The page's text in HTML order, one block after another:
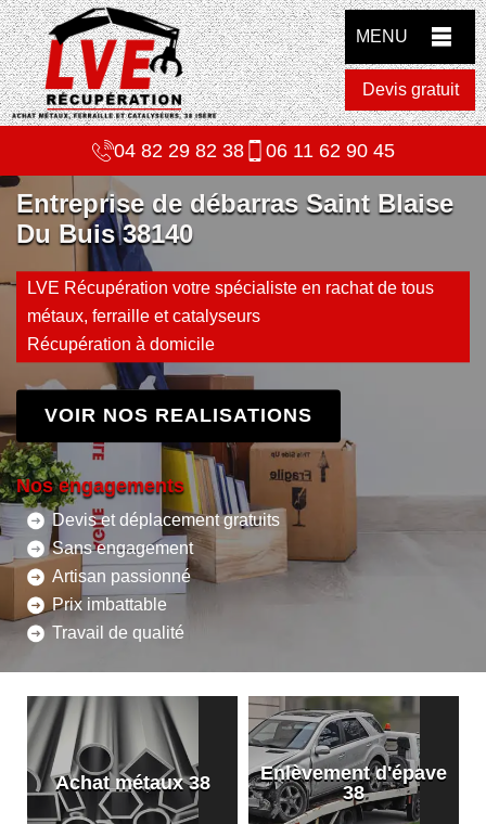
MENU
Devis gratuit
04 82 29 82 38 06 11 62 90 45
Entreprise de débarras Saint Blaise
Du Buis 38140
LVE Récupération votre spécialiste en rachat de tous
métaux, ferraille et catalyseurs
Récupération à domicile
VOIR NOS REALISATIONS
Nos engagements
Devis et déplacement gratuits
Sans engagement
Artisan passionné
Prix imbattable
Travail de qualité
Achat métaux 38
Enlèvement d'épave
38